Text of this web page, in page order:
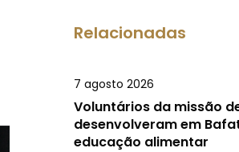
Relacionadas
7 agosto 2026
Voluntários da missão
desenvolveram em
educação alimentar